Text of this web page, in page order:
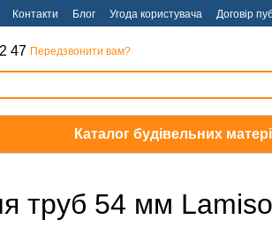
Контакти Блог Угода користувача Договір
47 Передзвонити вам?
Каталог будівельних
труб 54 мм